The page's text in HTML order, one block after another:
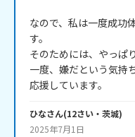
なので、私は一度成功
す。
そのためには、やっぱ
一度、嫌だという気持
応援しています。
ひなさん(12さい・ 茨城)
2025年7月1日